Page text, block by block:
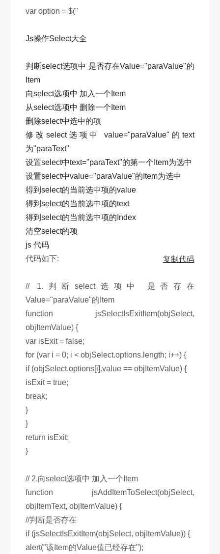
var option = $("
Js操作Select大全
判断select选项中 是否存在Value="paraValue"的
Item
向select选项中 加入一个Item
从select选项中 删除一个Item
删除select中选中的项
修改select选项中 value="paraValue"的text
为"paraText"
设置select中text="paraText"的第一个Item为选中
设置select中value="paraValue"的Item为选中
得到select的当前选中项的value
得到select的当前选中项的text
得到select的当前选中项的Index
清空select的项
js 代码
复制代码
代码如下:
// 1.判断select选项中 是否存在
Value="paraValue"的Item
function jsSelectIsExitItem(objSelect,
objItemValue) {
var isExit = false;
for (var i = 0; i < objSelect.options.length; i++) {
if (objSelect.options[i].value == objItemValue) {
isExit = true;
break;
}
}
return isExit;
}
// 2.向select选项中 加入一个Item
function jsAddItemToSelect(objSelect,
objItemText, objItemValue) {
//判断是否存在
if (jsSelectIsExitItem(objSelect, objItemValue)) {
alert("该Item的Value值已经存在");